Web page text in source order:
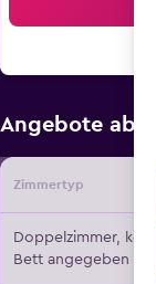
Angebote ab
Zimmertyp
Doppelzimmer, kein
Bett angegeben